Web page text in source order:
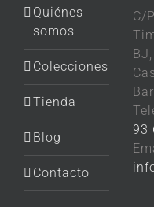
Quiénes
somos
Colecciones
Tienda
Blog
Contacto
C/
93